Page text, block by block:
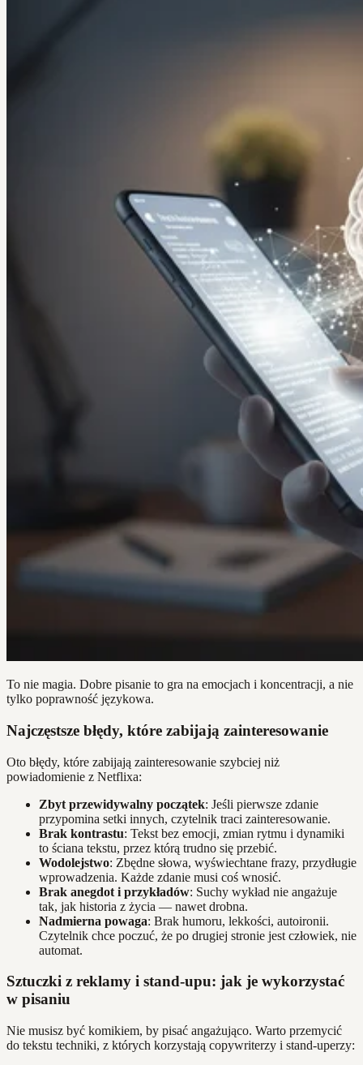
To nie magia. Dobre pisanie to gra na emocjach i koncentracji, a nie
tylko poprawność językowa.
Najczęstsze błędy, które zabijają zainteresowanie
Oto błędy, które zabijają zainteresowanie szybciej niż
powiadomienie z Netflixa:
Zbyt przewidywalny początek: Jeśli pierwsze zdanie
przypomina setki innych, czytelnik traci zainteresowanie.
Brak kontrastu: Tekst bez emocji, zmian rytmu i dynamiki
to ściana tekstu, przez którą trudno się przebić.
Wodolejstwo: Zbędne słowa, wyświechtane frazy, przydługie
wprowadzenia. Każde zdanie musi coś wnosić.
Brak anegdot i przykładów: Suchy wykład nie angażuje
tak, jak historia z życia — nawet drobna.
Nadmierna powaga: Brak humoru, lekkości, autoironii.
Czytelnik chce poczuć, że po drugiej stronie jest człowiek, nie
automat.
Sztuczki z reklamy i stand-upu: jak je wykorzystać
w pisaniu
Nie musisz być komikiem, by pisać angażująco. Warto przemycić
do tekstu techniki, z których korzystają copywriterzy i stand-uperzy: